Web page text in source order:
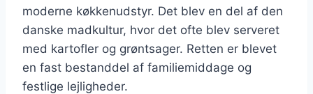
moderne køkkenudstyr. Det blev en del af den
danske madkultur, hvor det ofte blev serveret
med kartofler og grøntsager. Retten er blevet
en fast bestanddel af familiemiddage og
festlige lejligheder.